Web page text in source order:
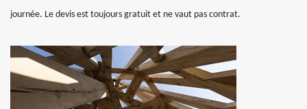
journée. Le devis est toujours gratuit et ne vaut pas contrat.